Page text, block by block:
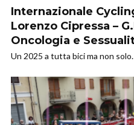
Internazionale
Lorenzo Cipressa –
Oncologia e
Un 2025 a tutta bici ma non